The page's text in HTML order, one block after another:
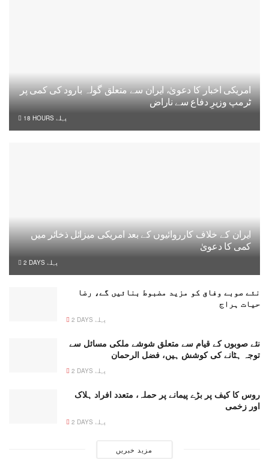
امریکی اخبار کا دعویٰ، ایران سے متعلق گولہ بارود کی کمی پر
ٹرمپ وزیرِ دفاع سے ناراض
18 HOURS پہلے
ایران کے خلاف کارروائیوں کے بعد امریکی میزائل ذخائر میں
کمی کا دعویٰ
2 DAYS پہلے
نئے صوبے وفاق کو مزید مضبوط بنائیں گے، رضا
حیات ہراج
2 DAYS پہلے
نئے صوبوں کے قیام سے متعلق شوشے ملکی مسائل سے
توجہ ہٹانے کی کوشش ہیں، فضل الرحمان
2 DAYS پہلے
روس کا کیف پر بڑے پیمانے پر حملہ، متعدد افراد ہلاک
اور زخمی
2 DAYS پہلے
مزید خبریں